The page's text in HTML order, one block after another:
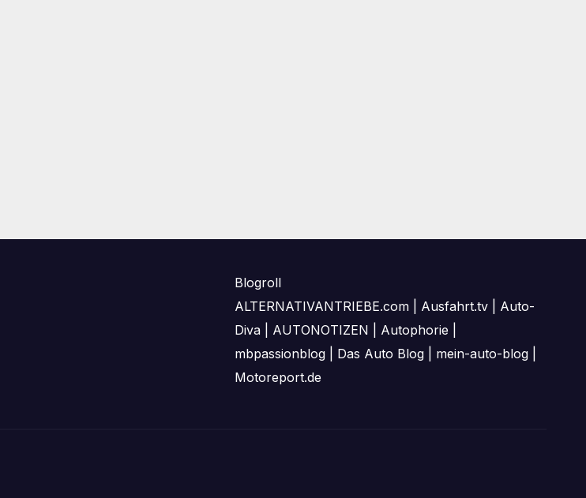
Blogroll
ALTERNATIVANTRIEBE.com
Ausfahrt.tv
Auto-
Diva
AUTONOTIZEN Autophorie
mbpassionblog
Das Auto Blog mein-auto-blog
Motoreport.de